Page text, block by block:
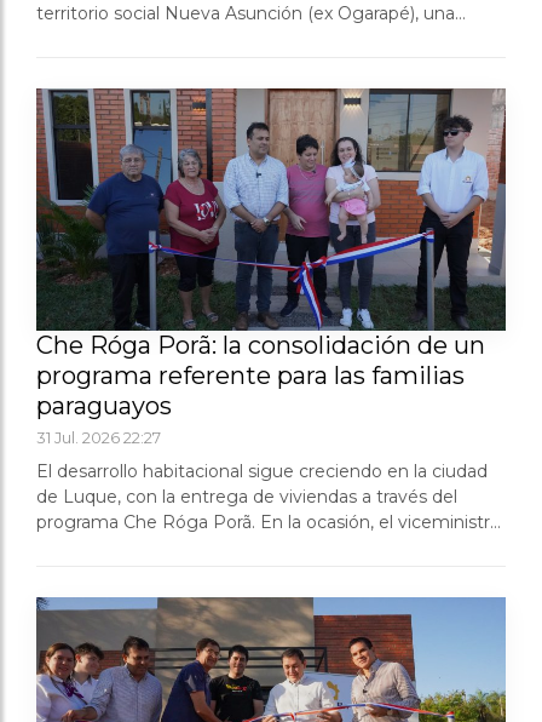
territorio social Nueva Asunción (ex Ogarapé), una
encamina...
Che Róga Porã: la consolidación de un
programa referente para las familias
paraguayos
31 Jul. 2026 22:27
El desarrollo habitacional sigue creciendo en la ciudad
de Luque, con la entrega de viviendas a través del
programa Che Róga Porã. En la ocasión, el viceministro